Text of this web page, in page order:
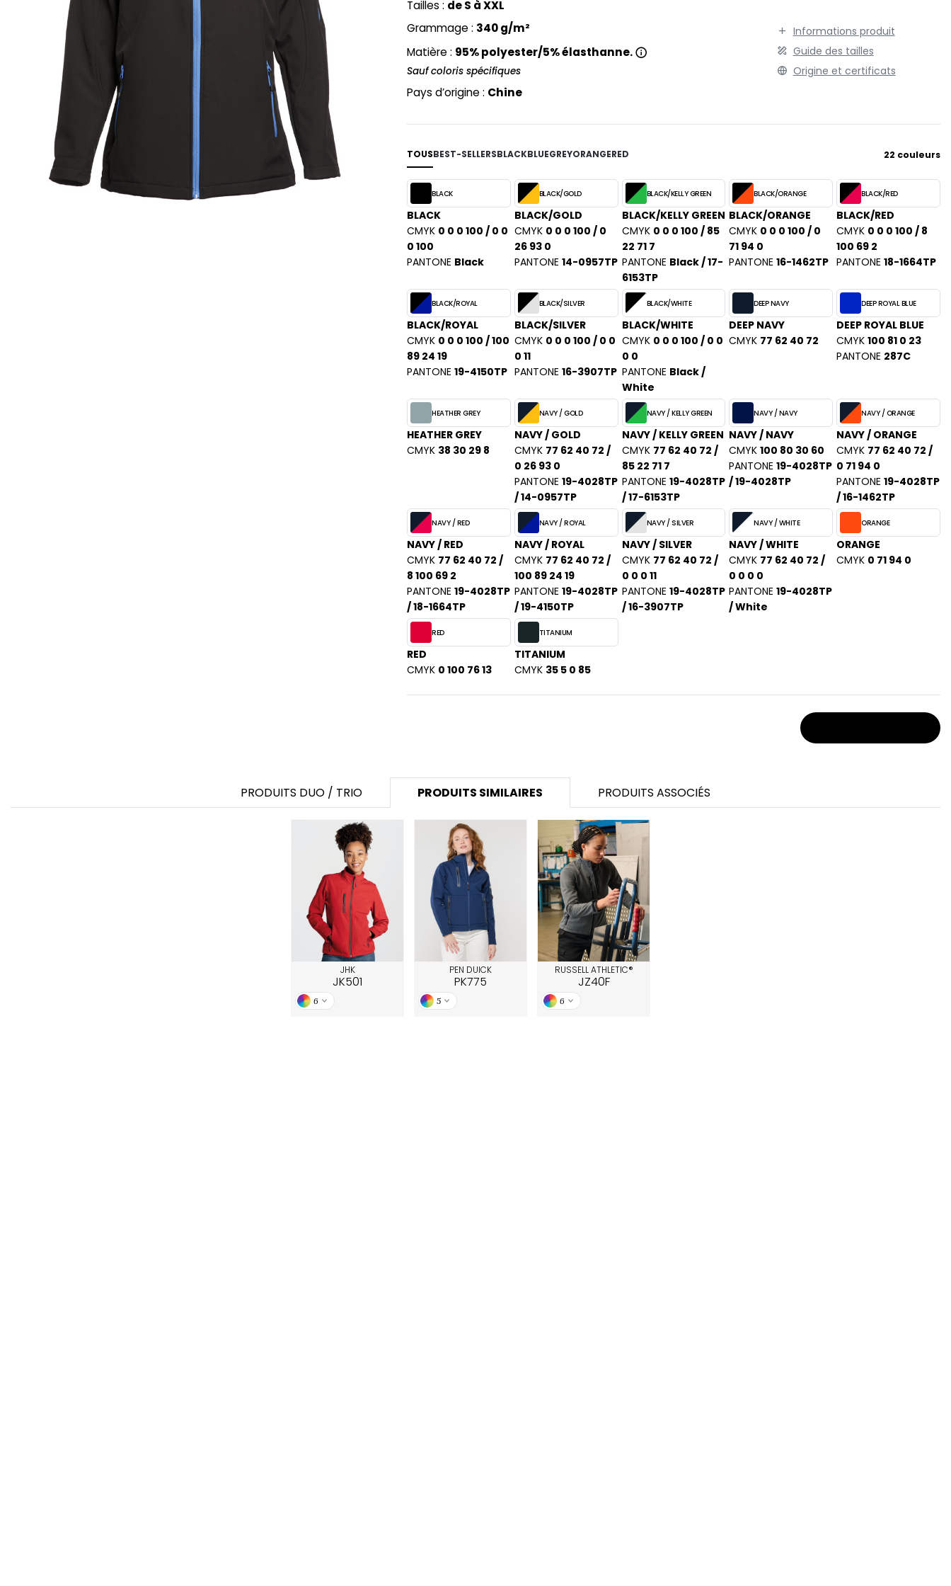
BODYWARMER
LES MODULABLES
SPORT
Tailles : de S à XXL
Grammage : 340 g/m²
Matière : 95% polyester/5% élasthanne.
Sauf coloris spécifiques
Pays d’origine : Chine
Informations produit
Guide des tailles
Origine et certificats
TOUSBEST-SELLERSBLACKBLUEGREYORANGERED 22 couleurs
BLACK
BLACK
CMYK 0 0 0 100 / 0 0
0 100
PANTONE Black
BLACK/GOLD
BLACK/GOLD
CMYK 0 0 0 100 / 0
26 93 0
PANTONE 14-0957TP
BLACK/KELLY GREEN
BLACK/KELLY GREEN
CMYK 0 0 0 100 / 85
22 71 7
PANTONE Black / 17-
6153TP
BLACK/ORANGE
BLACK/ORANGE
CMYK 0 0 0 100 / 0
71 94 0
PANTONE 16-1462TP
BLACK/RED
BLACK/RED
CMYK 0 0 0 100 / 8
100 69 2
PANTONE 18-1664TP
BLACK/ROYAL
BLACK/ROYAL
CMYK 0 0 0 100 / 100
89 24 19
PANTONE 19-4150TP
BLACK/SILVER
BLACK/SILVER
CMYK 0 0 0 100 / 0 0
0 11
PANTONE 16-3907TP
BLACK/WHITE
BLACK/WHITE
CMYK 0 0 0 100 / 0 0
0 0
PANTONE Black /
White
DEEP NAVY
DEEP NAVY
CMYK 77 62 40 72
DEEP ROYAL BLUE
DEEP ROYAL BLUE
CMYK 100 81 0 23
PANTONE 287C
HEATHER GREY
HEATHER GREY
CMYK 38 30 29 8
NAVY / GOLD
NAVY / GOLD
CMYK 77 62 40 72 /
0 26 93 0
PANTONE 19-4028TP
/ 14-0957TP
NAVY / KELLY GREEN
NAVY / KELLY GREEN
CMYK 77 62 40 72 /
85 22 71 7
PANTONE 19-4028TP
/ 17-6153TP
NAVY / NAVY
NAVY / NAVY
CMYK 100 80 30 60
PANTONE 19-4028TP
/ 19-4028TP
NAVY / ORANGE
NAVY / ORANGE
CMYK 77 62 40 72 /
0 71 94 0
PANTONE 19-4028TP
/ 16-1462TP
NAVY / RED
NAVY / RED
CMYK 77 62 40 72 /
8 100 69 2
PANTONE 19-4028TP
/ 18-1664TP
NAVY / ROYAL
NAVY / ROYAL
CMYK 77 62 40 72 /
100 89 24 19
PANTONE 19-4028TP
/ 19-4150TP
NAVY / SILVER
NAVY / SILVER
CMYK 77 62 40 72 /
0 0 0 11
PANTONE 19-4028TP
/ 16-3907TP
NAVY / WHITE
NAVY / WHITE
CMYK 77 62 40 72 /
0 0 0 0
PANTONE 19-4028TP
/ White
ORANGE
ORANGE
CMYK 0 71 94 0
RED
RED
CMYK 0 100 76 13
TITANIUM
TITANIUM
CMYK 35 5 0 85
PRODUITS DUO / TRIO PRODUITS SIMILAIRES PRODUITS ASSOCIÉS
JHK
JK501
6
PEN DUICK
PK775
5
RUSSELL ATHLETIC®
JZ40F
6